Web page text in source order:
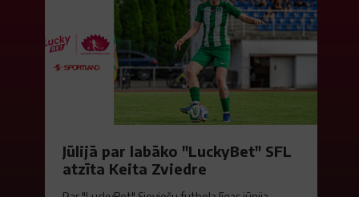
Jūlijā par labāko "LuckyBet" SFL
atzīta Keita Zviedre